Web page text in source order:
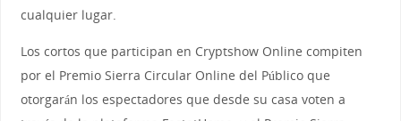
cualquier lugar.
Los cortos que participan en Cryptshow Online compiten
por el Premio Sierra Circular Online del Público que
otorgarán los espectadores que desde su casa voten a